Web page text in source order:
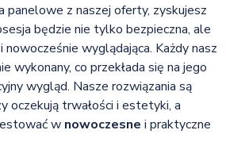
panelowe z naszej oferty, zyskujesz
będzie nie tylko bezpieczna, ale
i nowocześnie wyglądająca. Każdy nasz
wykonany, co przekłada się na jego
wygląd. Nasze rozwiązania są
oczekują trwałości i estetyki, a
w nowoczesne i praktyczne